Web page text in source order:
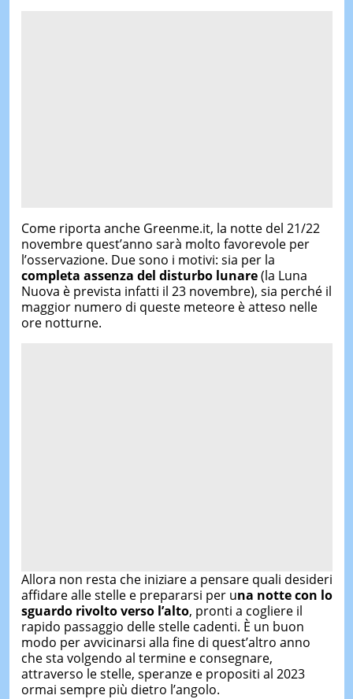
Come riporta anche Greenme.it, la notte del 21/22
novembre quest’anno sarà molto favorevole per
l’osservazione. Due sono i motivi: sia per la
completa assenza del disturbo lunare(la Luna
Nuova è prevista infatti il 23 novembre), sia perché il
maggior numero di queste meteore è atteso nelle
ore notturne.
Allora non resta che iniziare a pensare quali desideri
affidare alle stelle e prepararsi per una notte con lo
sguardo rivolto verso l’alto, pronti a cogliere il
rapido passaggio delle stelle cadenti. È un buon
modo per avvicinarsi alla fine di quest’altro anno
che sta volgendo al termine e consegnare,
attraverso le stelle, speranze e propositi al 2023
ormai sempre più dietro l’angolo.